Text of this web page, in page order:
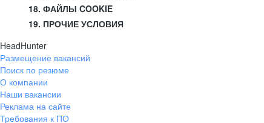
18. ФАЙЛЫ COOKIE
19. ПРОЧИЕ УСЛОВИЯ
HeadHunter
Размещение вакансий
Поиск по резюме
О компании
Наши вакансии
Реклама на сайте
Требования к ПО